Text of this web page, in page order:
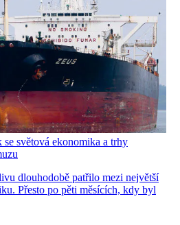
se světová ekonomika a trhy
dlouhodobě patřilo mezi největší
Přesto po pěti měsících, kdy byl